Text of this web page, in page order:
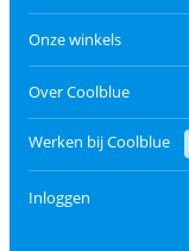
Onze winkels
Over Coolblue
Werken bij Coolblue
Inloggen